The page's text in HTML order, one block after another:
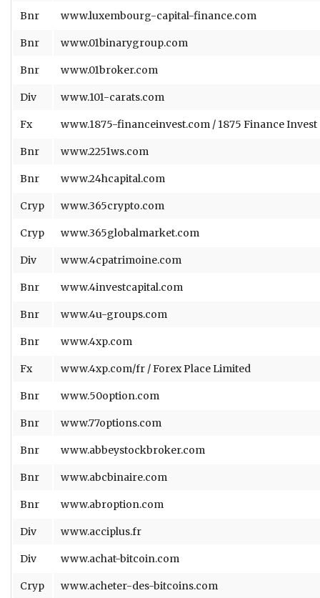
Bnr www.luxembourg-capital-finance.com
Bnr www.01binarygroup.com
Bnr www.01broker.com
Div www.101-carats.com
Fx www.1875-financeinvest.com / 1875 Finance Invest
Bnr www.2251ws.com
Bnr www.24hcapital.com
Cryp www.365crypto.com
Cryp www.365globalmarket.com
Div www.4cpatrimoine.com
Bnr www.4investcapital.com
Bnr www.4u-groups.com
Bnr www.4xp.com
Fx www.4xp.com/fr / Forex Place Limited
Bnr www.50option.com
Bnr www.77options.com
Bnr www.abbeystockbroker.com
Bnr www.abcbinaire.com
Bnr www.abroption.com
Div www.acciplus.fr
Div www.achat-bitcoin.com
Cryp www.acheter-des-bitcoins.com